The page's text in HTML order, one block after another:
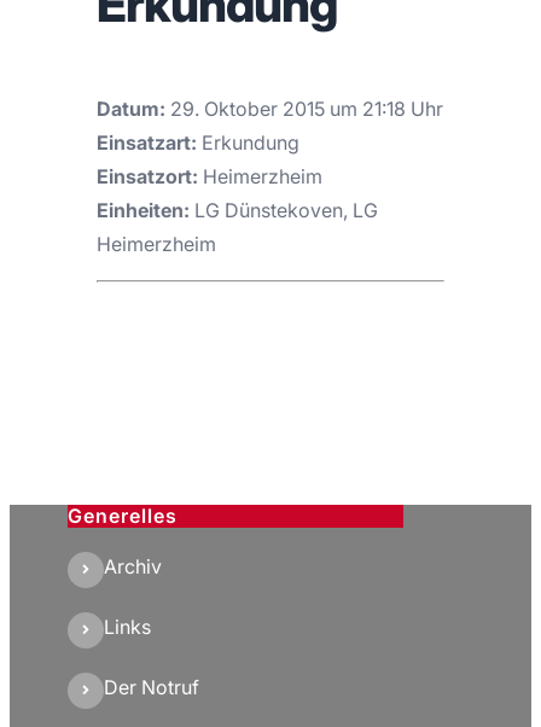
Datum: 29. Oktober 2015 um 21:18 Uhr
Einsatzart: Erkundung
Einsatzort: Heimerzheim
Einheiten: LG Dünstekoven, LG
Heimerzheim
Generelles
Archiv
Links
Der Notruf